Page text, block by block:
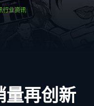
行业资讯
量再创新